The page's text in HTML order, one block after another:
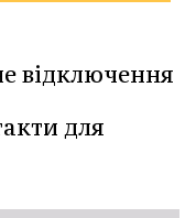
відключення
для